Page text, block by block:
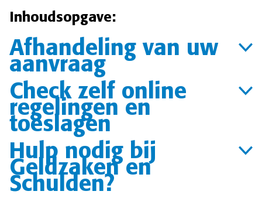
Inhoudsopgave:
Afhandeling van uw
aanvraag
Check zelf online
regelingen en
toeslagen
Hulp nodig bij
Geldzaken en
Schulden?